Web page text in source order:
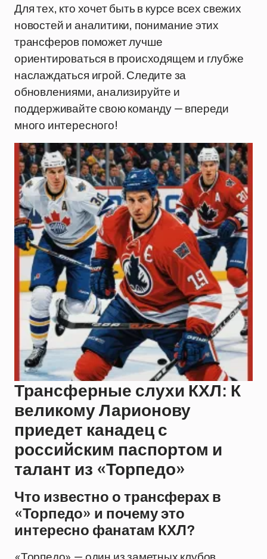
Для тех, кто хочет быть в курсе всех свежих
новостей и аналитики, понимание этих
трансферов поможет лучше
ориентироваться в происходящем и глубже
наслаждаться игрой. Следите за
обновлениями, анализируйте и
поддерживайте свою команду — впереди
много интересного!
Трансферные слухи КХЛ: К
великому Ларионову
приедет канадец с
российским паспортом и
талант из «Торпедо»
Что известно о трансферах в
«Торпедо» и почему это
интересно фанатам КХЛ?